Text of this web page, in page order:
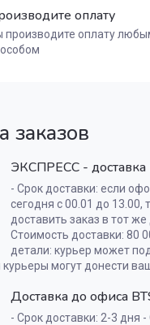
оплату
производите оплату
заказов
ЭКСПРЕСС - доставка
- Срок доставки: если
сегодня с 00.01 до
доставить заказ в тот
Стоимость доставки: 80
детали: курьер может
могут донести
Доставка до офиса
- Срок доставки: 2-3 дня